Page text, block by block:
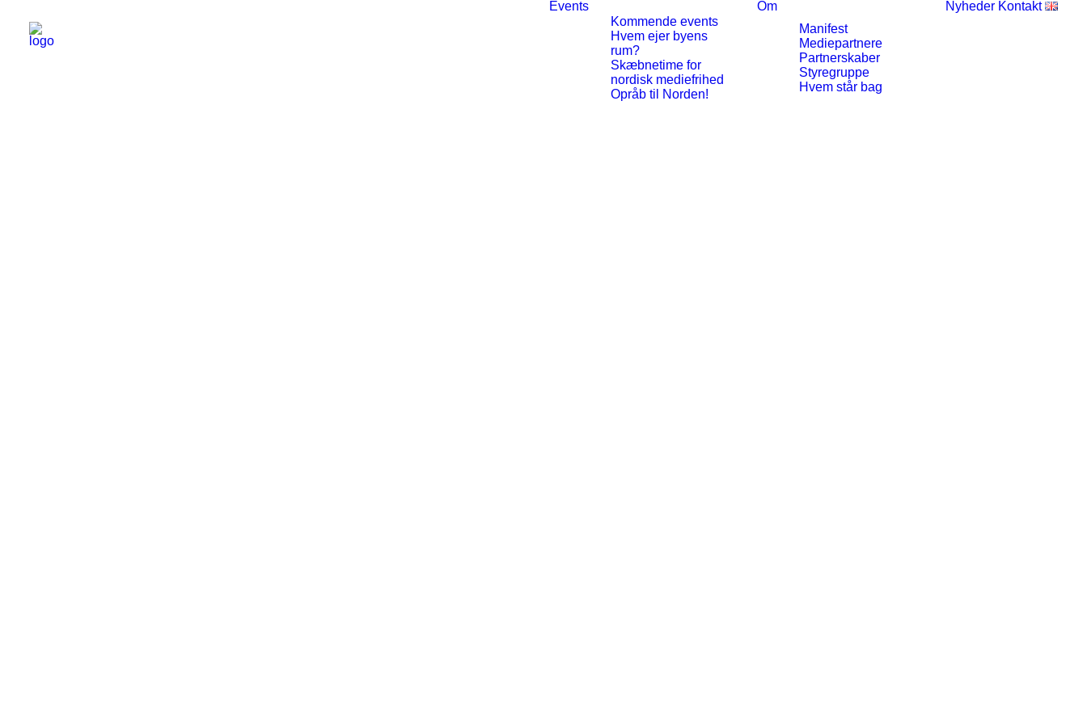
Events
Kommende events
Hvem ejer byens
rum?
Skæbnetime for
nordisk mediefrihed
Opråb til Norden!
Om
Manifest
Mediepartnere
Partnerskaber
Styregruppe
Hvem står bag
Nyheder Kontakt